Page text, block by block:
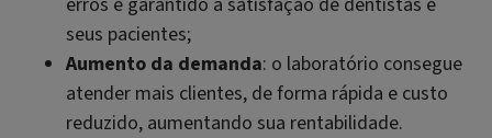
seus pacientes;
Aumento da demanda: o laboratório consegue
atender mais clientes, de forma rápida e custo
reduzido, aumentando sua rentabilidade.